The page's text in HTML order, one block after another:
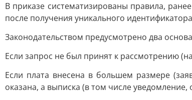
В приказе систематизированы правила,
после получения уникального
Законодательством предусмотрено два
Если запрос не был принят к рассмотрению
Если плата внесена в большем размере
оказана, а выписка (в том числе